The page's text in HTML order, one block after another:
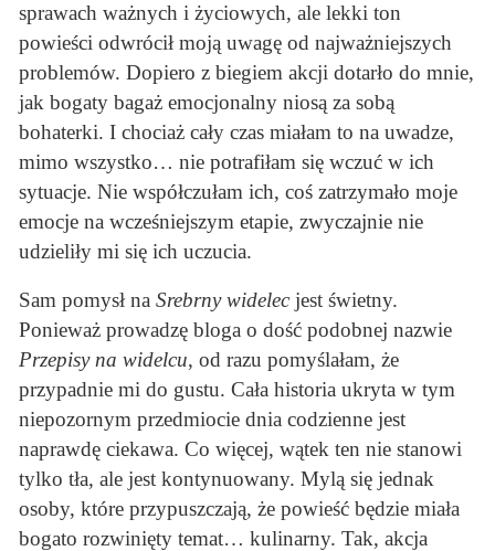
sprawach ważnych i życiowych, ale lekki ton
powieści odwrócił moją uwagę od najważniejszych
problemów. Dopiero z biegiem akcji dotarło do mnie,
jak bogaty bagaż emocjonalny niosą za sobą
bohaterki. I chociaż cały czas miałam to na uwadze,
mimo wszystko… nie potrafiłam się wczuć w ich
sytuacje. Nie współczułam ich, coś zatrzymało moje
emocje na wcześniejszym etapie, zwyczajnie nie
udzieliły mi się ich uczucia.
Sam pomysł na Srebrny widelecjest świetny.
Ponieważ prowadzę bloga o dość podobnej nazwie
Przepisy na widelcu, od razu pomyślałam, że
przypadnie mi do gustu. Cała historia ukryta w tym
niepozornym przedmiocie dnia codzienne jest
naprawdę ciekawa. Co więcej, wątek ten nie stanowi
tylko tła, ale jest kontynuowany. Mylą się jednak
osoby, które przypuszczają, że powieść będzie miała
bogato rozwinięty temat… kulinarny. Tak, akcja